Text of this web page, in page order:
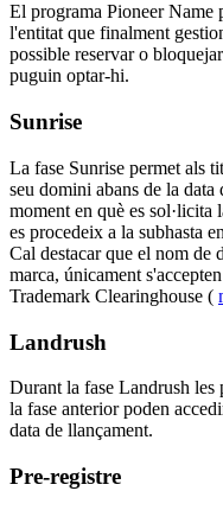
El programa Pioneer Name
l'entitat que finalment
possible reservar o
puguin optar-hi.
Sunrise
La fase Sunrise permet als
seu domini abans de la
moment en què es sol·licita
es procedeix a la subhasta
Cal destacar que el nom de
marca, únicament
Trademark Clearinghouse (
Landrush
Durant la fase Landrush les
la fase anterior poden
data de llançament.
Pre-registre